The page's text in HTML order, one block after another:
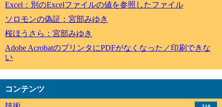
Excel：別のExcelファイルの値を参照したファイル
ソロモンの偽証：宮部みゆき
桜ほうさら：宮部みゆき
Adobe AcrobatのプリンタにPDFがなくなった／印刷できな
い
コンテンツ